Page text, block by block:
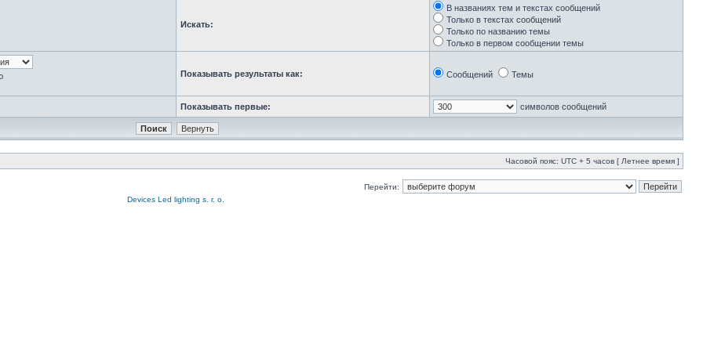
Искать:
В названиях тем и текстах сообщений
Только в текстах сообщений
Только по названию темы
Только в первом сообщении темы
Показывать результаты как: Сообщений Темы
Показывать первые: символов сообщений
Часовой пояс: UTC + 5 часов [ Летнее время ]
Перейти:
Devices Led lighting s. r. o.